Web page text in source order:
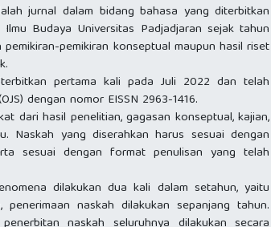
jurnal dalam bidang bahasa yang diterbitkan
Budaya Universitas Padjadjaran sejak tahun
pemikiran konseptual maupun hasil riset
pertama kali pada Juli 2022 dan telah
dengan nomor EISSN 2963-1416.
dari hasil penelitian, gagasan konseptual, kajian,
Naskah yang diserahkan harus sesuai dengan
sesuai dengan format penulisan yang telah
dilakukan dua kali dalam setahun, yaitu
naskah dilakukan sepanjang tahun.